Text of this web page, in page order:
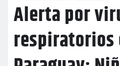
Alerta por
respiratorios